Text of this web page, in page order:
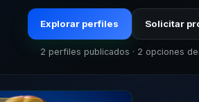
Explorar perfiles Solicitar
2 perfiles publicados · 2 opciones